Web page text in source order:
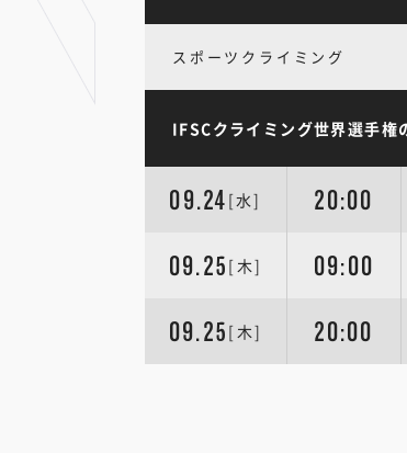
スポーツクライミング
IFSCクライミング世界選手権
09.24 [水] 20:00
09.25 [木] 09:00
09.25 [木] 20:00